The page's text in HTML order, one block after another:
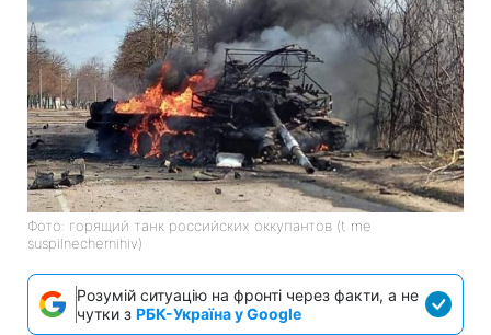
Фото: горящий танк российских оккупантов (t me
suspilnechernihiv)
Розумій ситуацію на фронті через факти, а не
чутки з РБК-Україна у Google